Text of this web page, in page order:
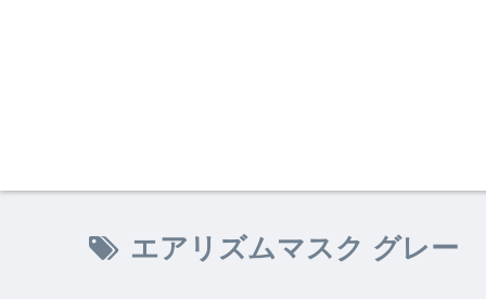
エアリズムマスク グレー